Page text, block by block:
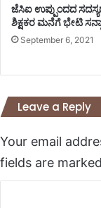
ಜೆಸಿಐ ಉಪ್ಪುಂದದ
ಶಿಕ್ಷಕರ ಮನೆಗೆ ಭೇಟಿ
September 6, 2021
Leave a Reply
Your email
fields are marked